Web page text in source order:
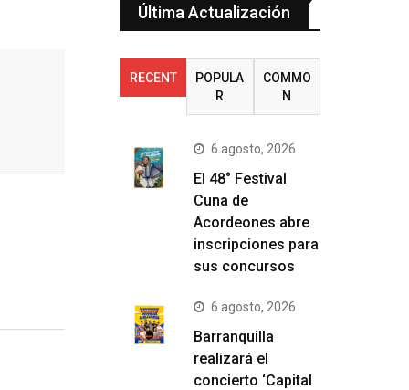
Última Actualización
RECENT
POPULA
R
COMMO
N
6 agosto, 2026
El 48° Festival
Cuna de
Acordeones abre
inscripciones para
sus concursos
6 agosto, 2026
Barranquilla
realizará el
concierto ‘Capital